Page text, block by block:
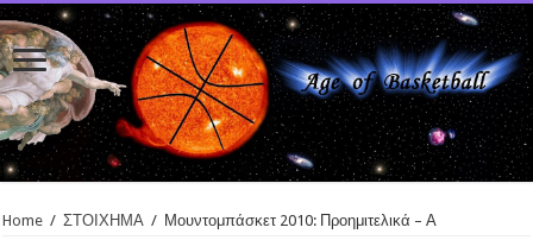
Home / ΣΤΟΙΧΗΜΑ / Μουντομπάσκετ 2010: Προημιτελικά – Α